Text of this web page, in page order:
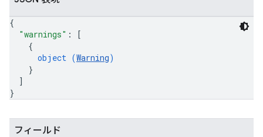
{
"warnings" :
[
{
object (Warning)
}
]
}
フィールド